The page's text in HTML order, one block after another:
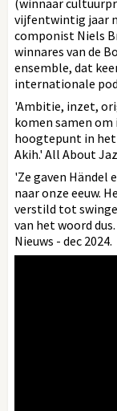
vijfentwintig jaar
componist Niels
winnares van de
ensemble, dat
internationale
'Ambitie, inzet,
komen samen om
hoogtepunt in
Akih.' All About
'Ze gaven Händel
naar onze eeuw.
verstild tot
van het woord
Nieuws - dec 2024.